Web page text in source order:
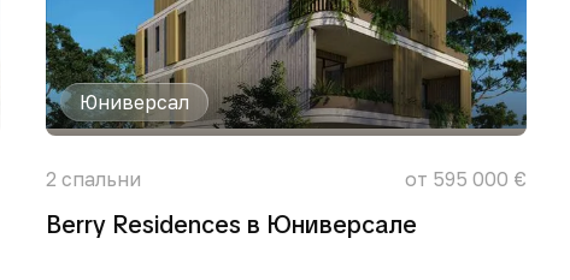
Юниверсал
2 спальни от 595 000 €
Berry Residences в Юниверсале